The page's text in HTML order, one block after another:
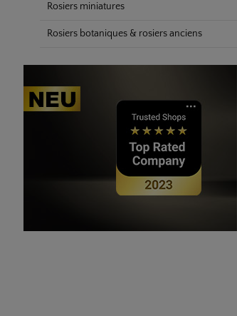
Rosiers miniatures
Rosiers botaniques & rosiers anciens